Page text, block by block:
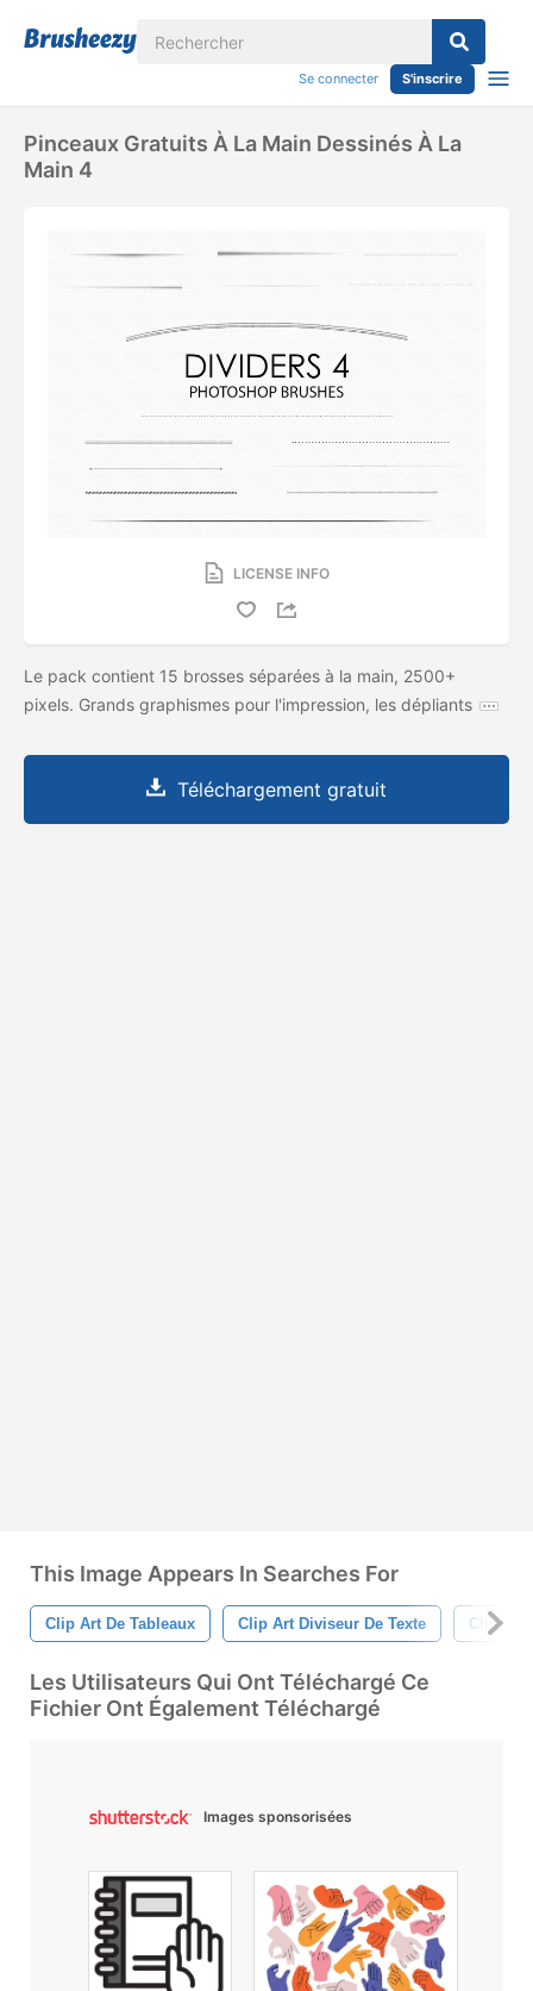
Se connecter S'inscrire
Pinceaux Gratuits À La Main Dessinés À La
Main 4
LICENSE INFO
Le pack contient 15 brosses séparées à la main, 2500+
pixels. Grands graphismes pour l'impression, les dépliants
Téléchargement gratuit
This Image Appears In Searches For
Clip Art De Tableaux Clip Art Diviseur De Texte Clip Art
Les Utilisateurs Qui Ont Téléchargé Ce
Fichier Ont Également Téléchargé
Images sponsorisées